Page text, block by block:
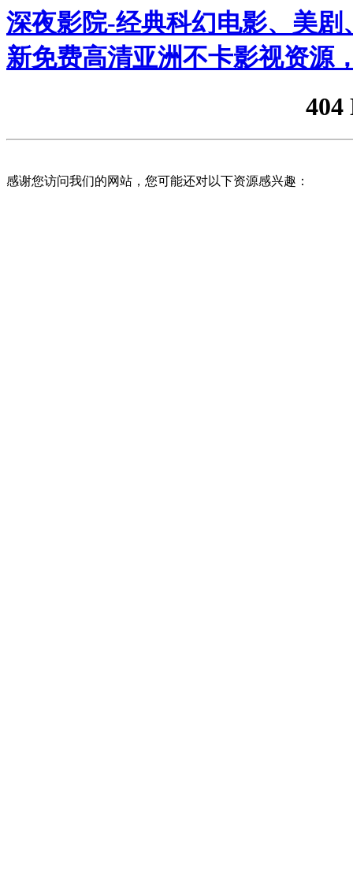
深夜影院-经典科幻电影、美
新免费高清亚洲不卡影视资
404
感谢您访问我们的网站，您可能还对以下资源感兴趣：